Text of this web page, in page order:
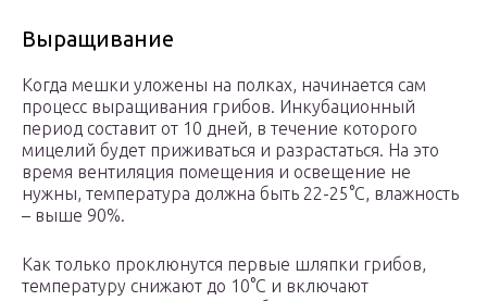
Выращивание
Когда мешки уложены на полках, начинается сам
процесс выращивания грибов. Инкубационный
период составит от 10 дней, в течение которого
мицелий будет приживаться и разрастаться. На это
время вентиляция помещения и освещение не
нужны, температура должна быть 22-25°С, влажность
– выше 90%.
Как только проклюнутся первые шляпки грибов,
температуру снижают до 10°С и включают